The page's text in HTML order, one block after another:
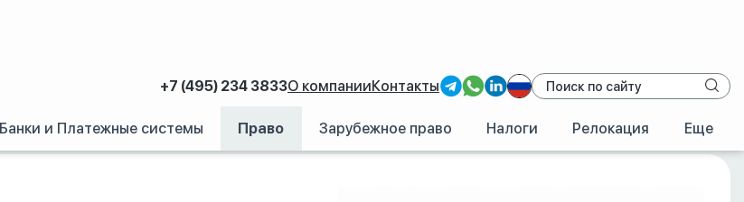
+7 (495) 234 3833О компанииКонтакты
Банки и Платежные системы Право Зарубежное право Налоги Релокация Еще